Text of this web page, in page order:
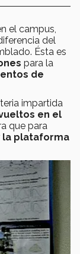
el campus,
del
Ésta es
para la
de
impartida
en el
que para
la plataforma